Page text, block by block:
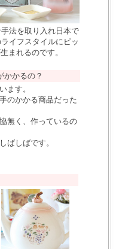
法を取り入れ日本で
イフスタイルにピッ
まれるのです。
かかるの？
ます。
のかかる商品だった
無く、作っているの
ばしばです。